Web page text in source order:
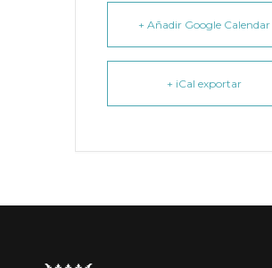
+ Añadir Google Calendar
+ iCal exportar